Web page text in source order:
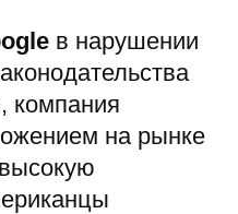
в нарушении
на рынке